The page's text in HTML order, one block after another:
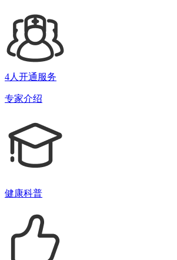
4人开通服务
专家介绍
健康科普